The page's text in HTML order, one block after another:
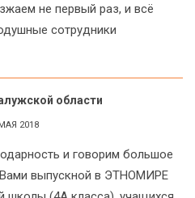
не первый раз, и всё
сотрудники
области
2018
и говорим большое
выпускной в ЭТНОМИРЕ